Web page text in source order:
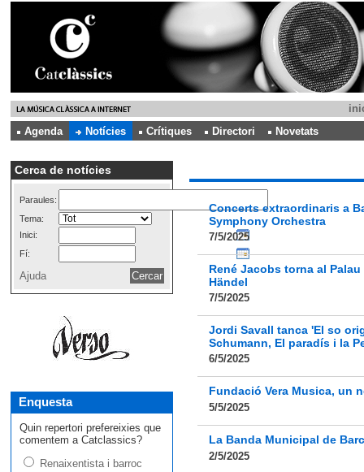
Agenda
Notícies Crítiques Directori Novetats
Cerca de notícies
Paraules:
Tema:
Inici:
Fí:
Ajuda
Enquesta
Quin repertori prefereixies que
comentem a Catclassics?
Renaixentista i barroc
Concerts extraordinaris a
Symphony Orchestra
7/5/2025
René Jacobs torna al
Händel
7/5/2025
Jordi Savall tanca 'El so
Schumann, El paradís i la
6/5/2025
Fundació Vera Musica, un
5/5/2025
La Banda Municipal de
2/5/2025